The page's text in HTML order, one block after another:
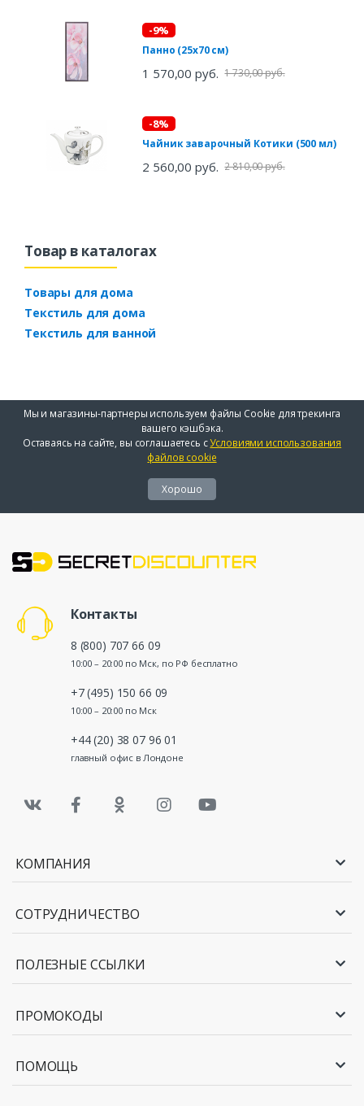
-9%
Панно (25х70 см)
1 570,00 руб. 1 730,00 руб.
-8%
Чайник заварочный Котики (500 мл)
2 560,00 руб. 2 810,00 руб.
Товар в каталогах
Товары для дома
Текстиль для дома
Текстиль для ванной
Мы и магазины-партнеры используем файлы Cookie для трекинга
вашего кэшбэка.
Оставаясь на сайте, вы соглашаетесь сУсловиями использования
файлов cookie
Хорошо
Контакты
8 (800) 707 66 09
10:00 – 20:00 по Мск, по РФ бесплатно
+7 (495) 150 66 09
10:00 – 20:00 по Мск
+44 (20) 38 07 96 01
главный офис в Лондоне
КОМПАНИЯ
СОТРУДНИЧЕСТВО
ПОЛЕЗНЫЕ ССЫЛКИ
ПРОМОКОДЫ
ПОМОЩЬ